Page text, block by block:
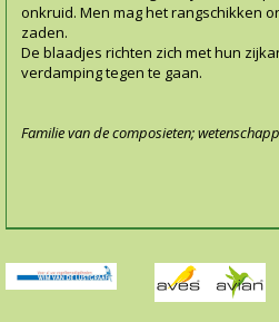
onkruid. Men mag het rangschikken
zaden.
De blaadjes richten zich met hun
verdamping tegen te gaan.
Familie van de composieten;